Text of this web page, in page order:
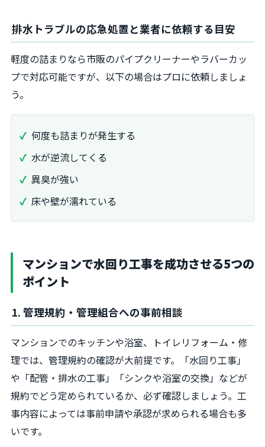
排水トラブルの応急処置と業者に依頼する目安
軽度の詰まりなら市販のパイプクリーナーやラバーカッ
プで対応可能ですが、以下の場合はプロに依頼しましょ
う。
何度も詰まりが発生する
水が逆流してくる
異臭が強い
床や壁が濡れている
マンションで水回り工事を成功させる5つの
ポイント
1. 管理規約・管理組合への事前相談
マンションでのキッチンや浴室、トイレリフォーム・修
理では、管理規約の確認が大前提です。「水回り工事」
や「配管・排水の工事」「シンクや浴室の交換」などが
規約でどう定められているか、必ず確認しましょう。工
事内容によっては事前申請や承認が求められる場合も多
いです。